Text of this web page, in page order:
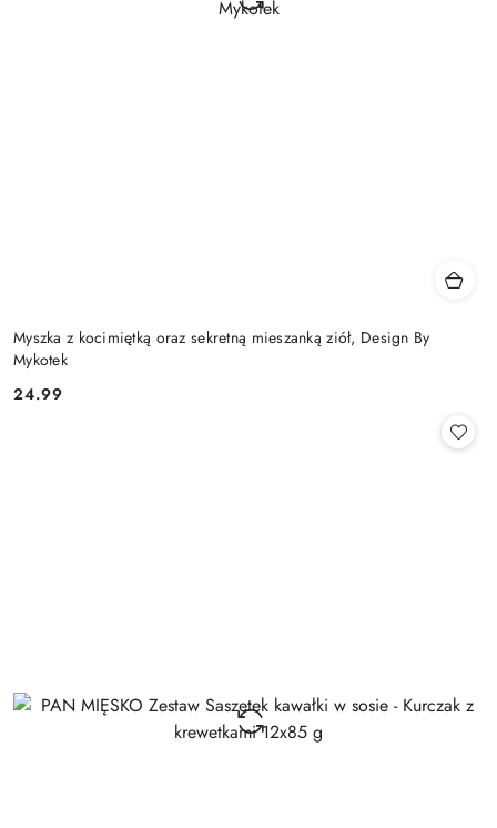
Myszka z kocimiętką oraz sekretną mieszanką ziół, Design By
Mykotek
Cena:
24.99